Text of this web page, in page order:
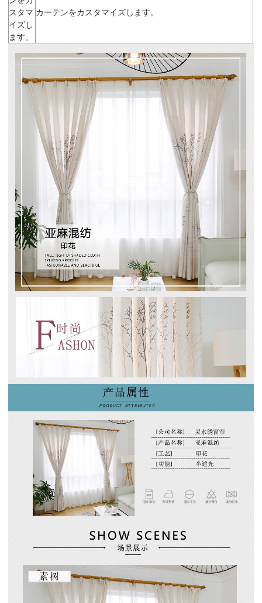
スタマ
イズし
ます。
カーテンをカスタマイズします。